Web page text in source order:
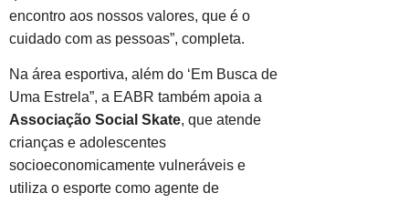
encontro aos nossos valores, que é o
cuidado com as pessoas”, completa.
Na área esportiva, além do ‘Em Busca de
Uma Estrela”, a EABR também apoia a
Associação Social Skate, que atende
crianças e adolescentes
socioeconomicamente vulneráveis e
utiliza o esporte como agente de